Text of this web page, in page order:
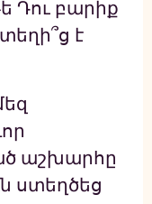
Դու բարիք
է
աշխարհը
ստեղծեց